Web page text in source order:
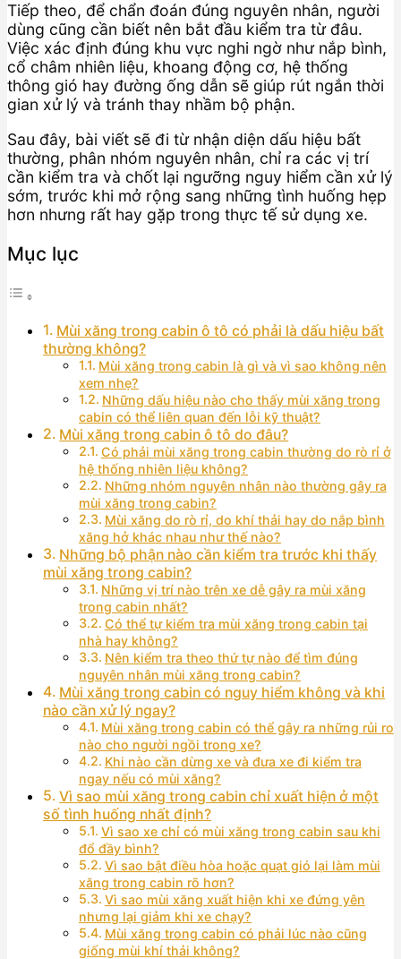
Tiếp theo, để chẩn đoán đúng nguyên nhân, người
dùng cũng cần biết nên bắt đầu kiểm tra từ đâu.
Việc xác định đúng khu vực nghi ngờ như nắp bình,
cổ châm nhiên liệu, khoang động cơ, hệ thống
thông gió hay đường ống dẫn sẽ giúp rút ngắn thời
gian xử lý và tránh thay nhầm bộ phận.
Sau đây, bài viết sẽ đi từ nhận diện dấu hiệu bất
thường, phân nhóm nguyên nhân, chỉ ra các vị trí
cần kiểm tra và chốt lại ngưỡng nguy hiểm cần xử lý
sớm, trước khi mở rộng sang những tình huống hẹp
hơn nhưng rất hay gặp trong thực tế sử dụng xe.
Mục lục
Mùi xăng trong cabin ô tô có phải là dấu hiệu bất
thường không?
Mùi xăng trong cabin là gì và vì sao không nên
xem nhẹ?
Những dấu hiệu nào cho thấy mùi xăng trong
cabin có thể liên quan đến lỗi kỹ thuật?
Mùi xăng trong cabin ô tô do đâu?
Có phải mùi xăng trong cabin thường do rò rỉ ở
hệ thống nhiên liệu không?
Những nhóm nguyên nhân nào thường gây ra
mùi xăng trong cabin?
Mùi xăng do rò rỉ, do khí thải hay do nắp bình
xăng hở khác nhau như thế nào?
Những bộ phận nào cần kiểm tra trước khi thấy
mùi xăng trong cabin?
Những vị trí nào trên xe dễ gây ra mùi xăng
trong cabin nhất?
Có thể tự kiểm tra mùi xăng trong cabin tại
nhà hay không?
Nên kiểm tra theo thứ tự nào để tìm đúng
nguyên nhân mùi xăng trong cabin?
Mùi xăng trong cabin có nguy hiểm không và khi
nào cần xử lý ngay?
Mùi xăng trong cabin có thể gây ra những rủi ro
nào cho người ngồi trong xe?
Khi nào cần dừng xe và đưa xe đi kiểm tra
ngay nếu có mùi xăng?
Vì sao mùi xăng trong cabin chỉ xuất hiện ở một
số tình huống nhất định?
Vì sao xe chỉ có mùi xăng trong cabin sau khi
đổ đầy bình?
Vì sao bật điều hòa hoặc quạt gió lại làm mùi
xăng trong cabin rõ hơn?
Vì sao mùi xăng xuất hiện khi xe đứng yên
nhưng lại giảm khi xe chạy?
Mùi xăng trong cabin có phải lúc nào cũng
giống mùi khí thải không?